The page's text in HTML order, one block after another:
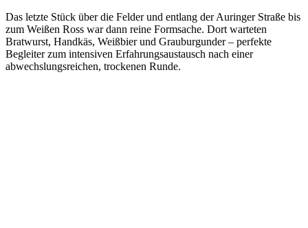
Das letzte Stück über die Felder und entlang der Auringer Straße bis
zum Weißen Ross war dann reine Formsache. Dort warteten
Bratwurst, Handkäs, Weißbier und Grauburgunder – perfekte
Begleiter zum intensiven Erfahrungsaustausch nach einer
abwechslungsreichen, trockenen Runde.